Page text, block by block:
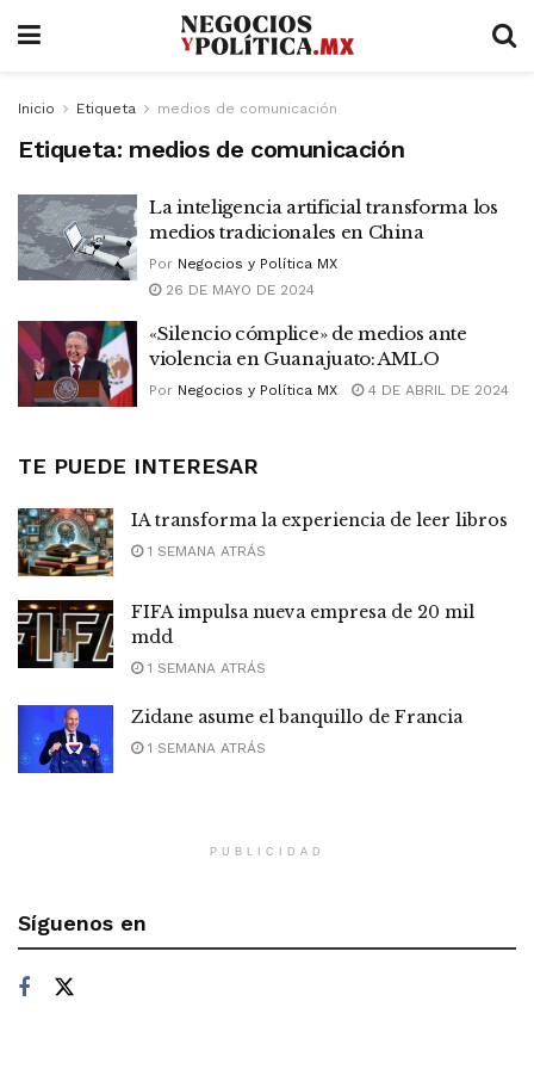
Inicio Etiqueta medios de comunicación
Etiqueta: medios de comunicación
La inteligencia artificial transforma los
medios tradicionales en China
Por Negocios y Política MX
26 DE MAYO DE 2024
«Silencio cómplice» de medios ante
violencia en Guanajuato: AMLO
Por Negocios y Política MX 4 DE ABRIL DE 2024
TE PUEDE INTERESAR
IA transforma la experiencia de leer libros
1 SEMANA ATRÁS
FIFA impulsa nueva empresa de 20 mil
mdd
1 SEMANA ATRÁS
Zidane asume el banquillo de Francia
1 SEMANA ATRÁS
PUBLICIDAD
Síguenos en